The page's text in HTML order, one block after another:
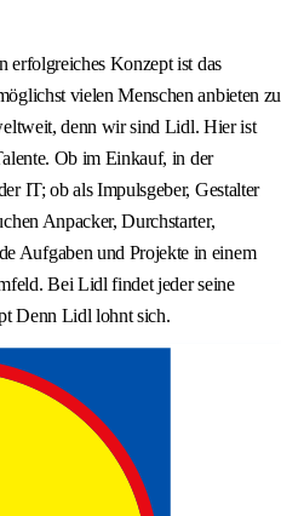
erfolgreiches Konzept ist das
vielen Menschen anbieten zu
denn wir sind Lidl. Hier ist
Ob im Einkauf, in der
IT; ob als Impulsgeber, Gestalter
Anpacker, Durchstarter,
Aufgaben und Projekte in einem
Bei Lidl findet jeder seine
Denn Lidl lohnt sich.